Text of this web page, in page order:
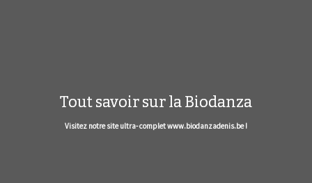
Tout savoir sur la Biodanza
Visitez notre site ultra- complet www.biodanzadenis.be !